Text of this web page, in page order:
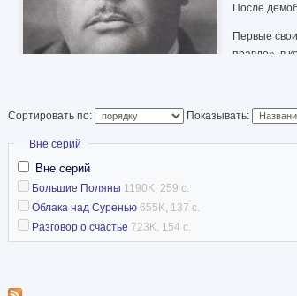
После
Первые
правде», в
Последней
Википедия
Сортировать по: Показывать:
Скрыть
Вне серий
Вне серий
Большие Поляны 1190K, 259 с.
Облака над Суренью 655K, 137 с.
Разговор о счастье 723K, 154 с.